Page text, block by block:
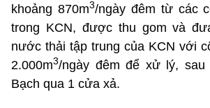
khoảng 870m3/ngày đêm từ các
trong KCN, được thu gom và
nước thải tập trung của KCN với
2.000m3/ngày đêm để xử lý, sau
Bạch qua 1 cửa xả.